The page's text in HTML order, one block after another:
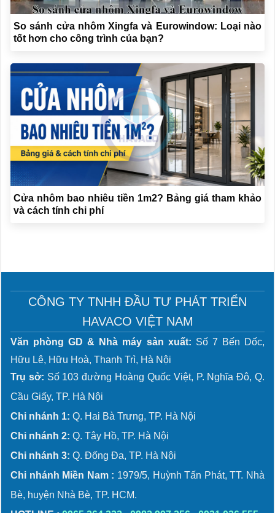
So sánh cửa nhôm Xingfa và Eurowindow: Loại nào
tốt hơn cho công trình của bạn?
Cửa nhôm bao nhiêu tiền 1m2? Bảng giá tham khảo
và cách tính chi phí
CÔNG TY TNHH ĐẦU TƯ PHÁT TRIỂN
HAVACO VIỆT NAM
Văn phòng GD & Nhà máy sản xuất: Số 7 Bến Dốc,
Hữu Lê, Hữu Hoà, Thanh Trì, Hà Nội
Trụ sở: Số 103 đường Hoàng Quốc Việt, P. Nghĩa Đô, Q.
Cầu Giấy, TP. Hà Nội
Chi nhánh 1: Q. Hai Bà Trưng, TP. Hà Nội
Chi nhánh 2: Q. Tây Hồ, TP. Hà Nội
Chi nhánh 3: Q. Đống Đa, TP. Hà Nội
Chi nhánh Miền Nam : 1979/5, Huỳnh Tấn Phát, TT. Nhà
Bè, huyện Nhà Bè, TP. HCM.